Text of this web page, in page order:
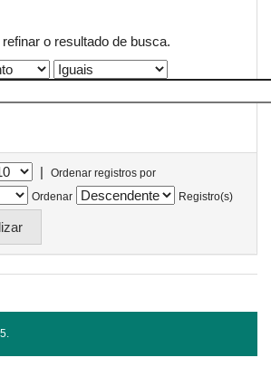
o resultado de busca.
|
Ordenar registros por
Ordenar
Registro(s)